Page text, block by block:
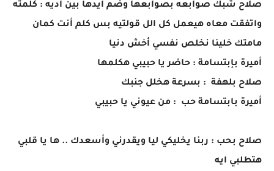
صلاح شبك صوابعه بصوابعها وضم ايدها بين اديه : كلمته
واتفقت معاه هيعمل كل الل قولتيه بس كلم أنت كمان
مامتك خلينا نخلص نفسي أخش دنيا
أميرة بإبتسامة : حاضر يا حبيبي هكلمها
صلاح بلهفة : بسرعة هخلل جنبك
أميرة بابتسامة حب : من عيوني يا حبيبي
صلاح بحب : ربنا يخليكي ليا ويقدرني وأسعدك .. ها يا قلبي
هتطلبي ايه